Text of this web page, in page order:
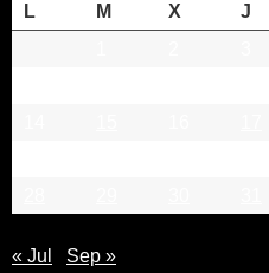
L
M X J
« Jul Sep »